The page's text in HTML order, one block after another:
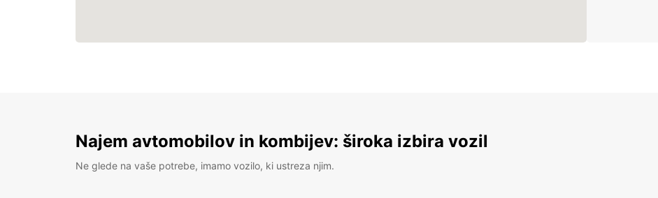
Najem avtomobilov in kombijev: široka izbira vozil
Ne glede na vaše potrebe, imamo vozilo, ki ustreza njim.